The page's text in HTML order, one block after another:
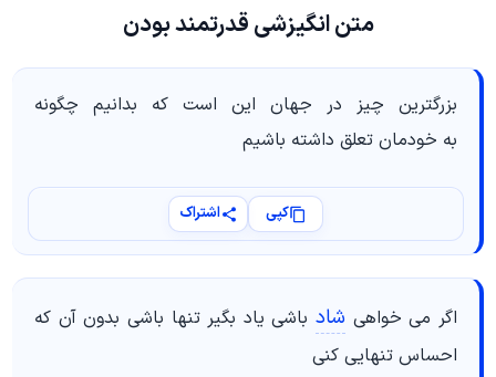
متن انگیزشی قدرتمند بودن
بزرگترین چیز در جهان این است که بدانیم چگونه
به خودمان تعلق داشته باشیم
کپی اشتراک
اگر می خواهی شادباشی یاد بگیر تنها باشی بدون آن که
احساس تنهایی کنی